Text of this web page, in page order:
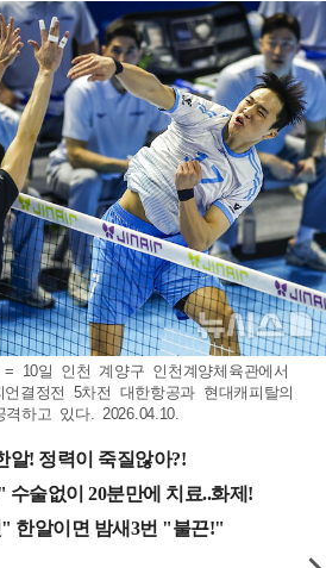
10일 인천 계양구 인천계양체육관에서
결정전 5차전 대한항공과 현대캐피탈의
하고 있다. 2026.04.10.